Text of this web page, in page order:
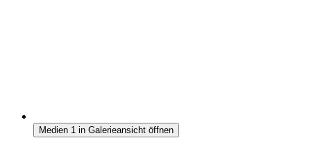
Medien 1 in Galerieansicht öffnen